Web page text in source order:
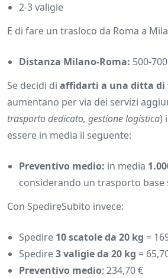
2-3 valigie
E di fare un trasloco da Roma a
Distanza Milano-Roma: 500-
Se decidi di affidarti a una ditta di
aumentano per via dei servizi
trasporto dedicato, gestione logistica)
essere in media il seguente:
Preventivo medio: in media
considerando un trasporto base
Con SpedireSubito invece:
Spedire 10 scatole da 20 kg =
Spedire3 valigie da 20 kg =
Preventivo medio: 234,70 €